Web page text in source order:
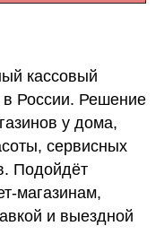
кассовый
России. Решение
у дома,
сервисных
Подойдёт
магазинам,
и выездной